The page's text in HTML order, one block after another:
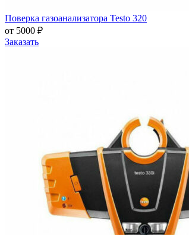
Поверка газоанализатора Testo 320
от 5000 ₽
Заказать